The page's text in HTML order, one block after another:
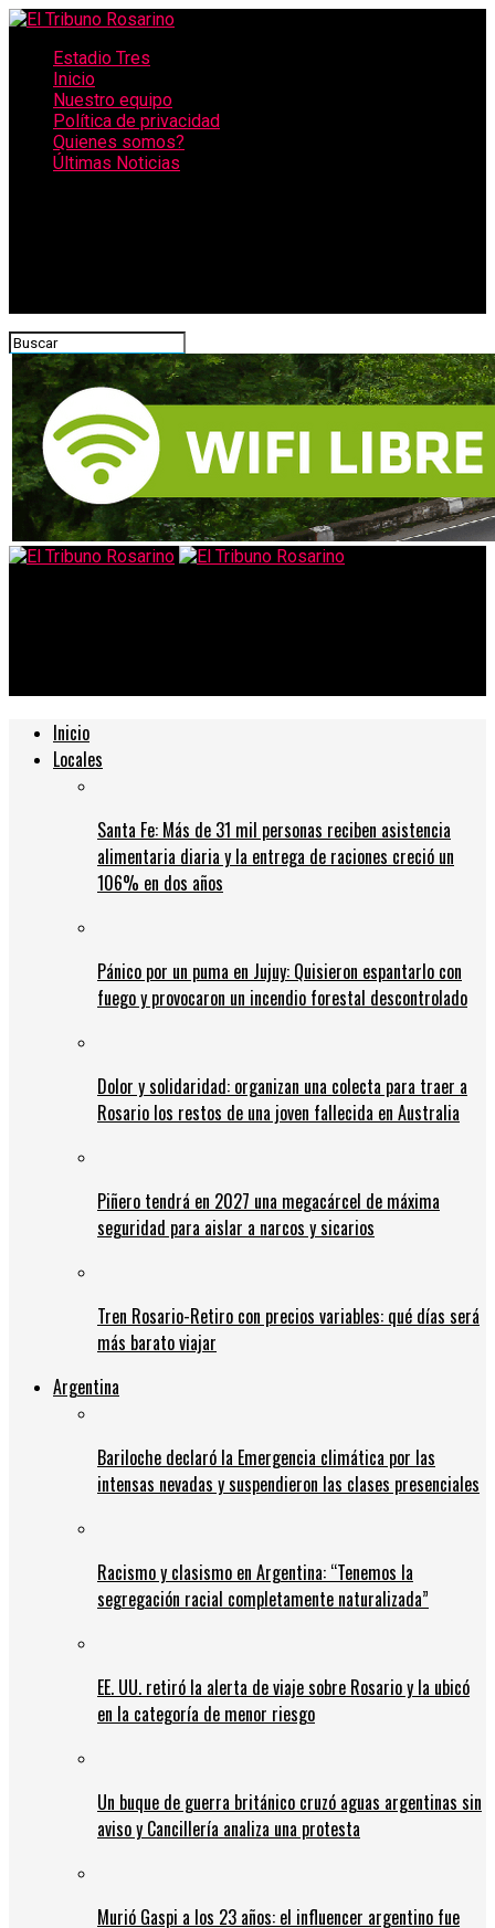
Estadio Tres
Inicio
Nuestro equipo
Política de privacidad
Quienes somos?
Últimas Noticias
Inicio
Locales
Santa Fe: Más de 31 mil personas reciben asistencia
alimentaria diaria y la entrega de raciones creció un
106% en dos años
Pánico por un puma en Jujuy: Quisieron espantarlo con
fuego y provocaron un incendio forestal descontrolado
Dolor y solidaridad: organizan una colecta para traer a
Rosario los restos de una joven fallecida en Australia
Piñero tendrá en 2027 una megacárcel de máxima
seguridad para aislar a narcos y sicarios
Tren Rosario-Retiro con precios variables: qué días será
más barato viajar
Argentina
Bariloche declaró la Emergencia climática por las
intensas nevadas y suspendieron las clases presenciales
Racismo y clasismo en Argentina: “Tenemos la
segregación racial completamente naturalizada”
EE. UU. retiró la alerta de viaje sobre Rosario y la ubicó
en la categoría de menor riesgo
Un buque de guerra británico cruzó aguas argentinas sin
aviso y Cancillería analiza una protesta
Murió Gaspi a los 23 años: el influencer argentino fue